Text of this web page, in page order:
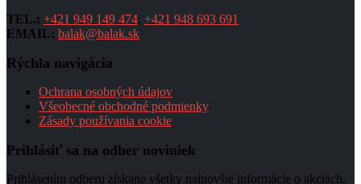
TEL.: +421 949 149 474; +421 948 693 691
EMAIL: balak@balak.sk
Rýchla navigácia
Ochrana osobných údajov
Všeobecné obchodné podmienky
Zásady používania cookie
Prihlásiť sa na odber noviniek
Prihlásením odberu získajte všetky najnovšie informácie o akciách,